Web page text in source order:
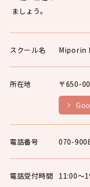
ましょう。
スクール名 Miporin
所在地 〒650-
電話番号 070-
電話受付時間 11:00〜